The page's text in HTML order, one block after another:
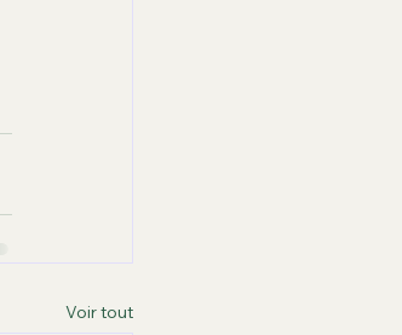
Voir tout